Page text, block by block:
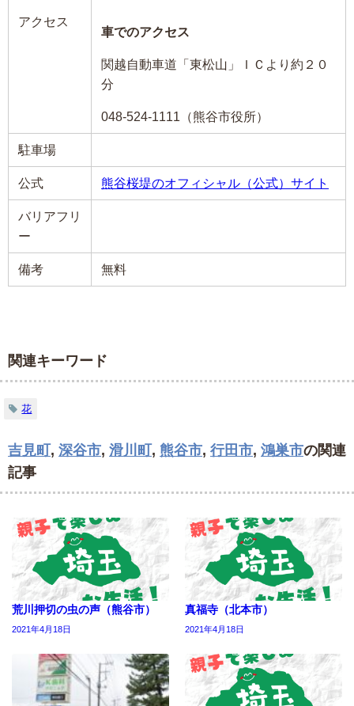
アクセス
車でのアクセス
関越自動車道「東松山」ＩＣより約２０
分
048-524-1111（熊谷市役所）
駐車場
公式 熊谷桜堤のオフィシャル（公式）サイト
バリアフリ
ー
備考 無料
関連キーワード
花
吉見町 , 深谷市, 滑川町 , 熊谷市, 行田市, 鴻巣市の関連
記事
荒川押切の虫の声（熊谷市）
2021年4月18日
真福寺（北本市）
2021年4月18日